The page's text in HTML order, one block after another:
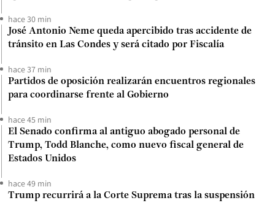
hace 30 min
José Antonio Neme queda apercibido tras accidente de
tránsito en Las Condes y será citado por Fiscalía
hace 37 min
Partidos de oposición realizarán encuentros regionales
para coordinarse frente al Gobierno
hace 45 min
El Senado confirma al antiguo abogado personal de
Trump, Todd Blanche, como nuevo fiscal general de
Estados Unidos
hace 49 min
Trump recurrirá a la Corte Suprema tras la suspensión